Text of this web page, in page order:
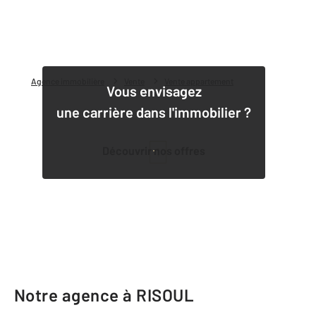
Agence immobilière
Vous envisagez
une carrière dans l'immobilier ?
Découvrir nos offres
Notre agence à RISOUL